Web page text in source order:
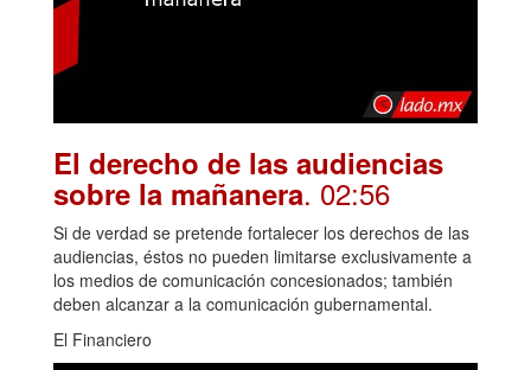
El derecho de las audiencias
sobre la mañanera. 02:56
Si de verdad se pretende fortalecer los derechos de las
audiencias, éstos no pueden limitarse exclusivamente a
los medios de comunicación concesionados; también
deben alcanzar a la comunicación gubernamental.
El Financiero